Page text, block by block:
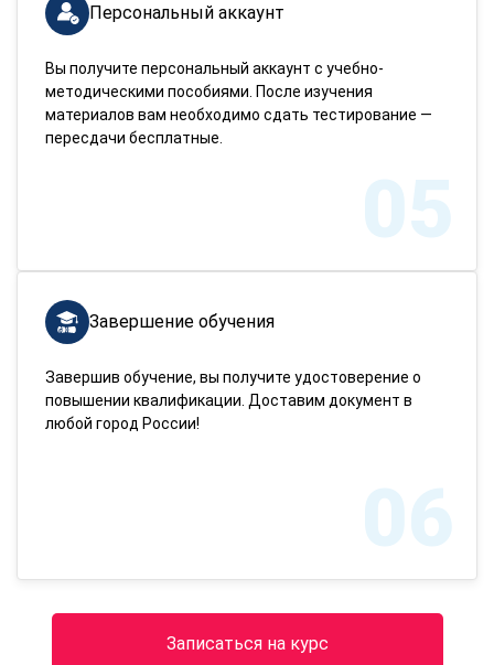
Персональный аккаунт
Вы получите персональный аккаунт с учебно-
методическими пособиями. После изучения
материалов вам необходимо сдать тестирование —
пересдачи бесплатные.
05
Завершение обучения
Завершив обучение, вы получите удостоверение о
повышении квалификации. Доставим документ в
любой город России!
06
Записаться на курс